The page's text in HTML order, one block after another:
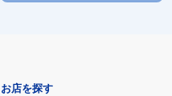
お店を探す